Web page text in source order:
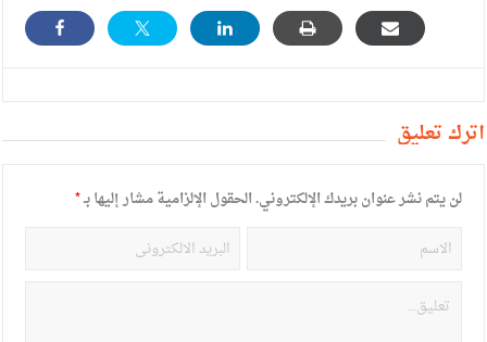
أترك تعليق
لن يتم نشر عنوان بريدك الإلكتروني.الحقول الإلزامية مشار إليها بـ*